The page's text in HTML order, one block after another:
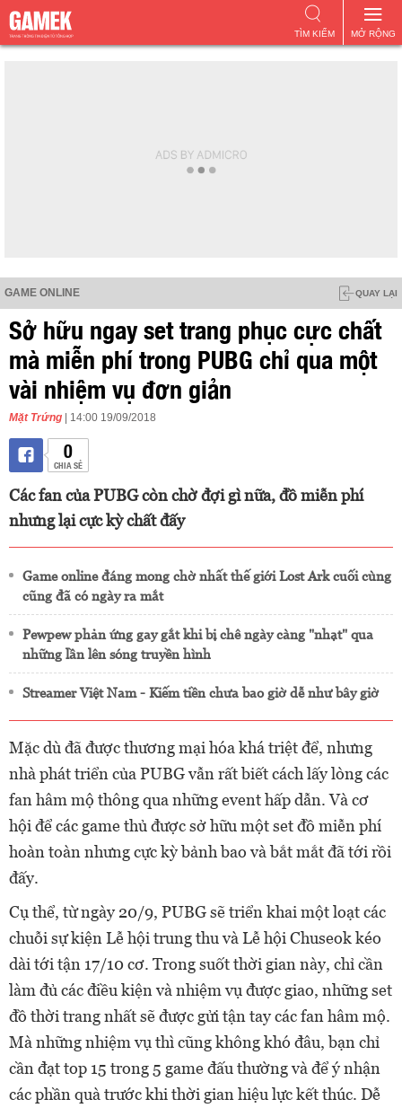
MỞ RỘNG
TÌM KIẾM
GAME ONLINE QUAY LẠI
Sở hữu ngay set trang phục cực chất
mà miễn phí trong PUBG chỉ qua một
vài nhiệm vụ đơn giản
Mặt Trứng | 14:00 19/09/2018
0
CHIA SẺ
Các fan của PUBG còn chờ đợi gì nữa, đồ miễn phí
nhưng lại cực kỳ chất đấy
Game online đáng mong chờ nhất thế giới Lost Ark cuối cùng
cũng đã có ngày ra mắt
Pewpew phản ứng gay gắt khi bị chê ngày càng "nhạt" qua
những lần lên sóng truyền hình
Streamer Việt Nam - Kiếm tiền chưa bao giờ dễ như bây giờ
Mặc dù đã được thương mại hóa khá triệt để, nhưng
nhà phát triển của PUBG vẫn rất biết cách lấy lòng các
fan hâm mộ thông qua những event hấp dẫn. Và cơ
hội để các game thủ được sở hữu một set đồ miễn phí
hoàn toàn nhưng cực kỳ bảnh bao và bắt mắt đã tới rồi
đấy.
Cụ thể, từ ngày 20/9, PUBG sẽ triển khai một loạt các
chuỗi sự kiện Lễ hội trung thu và Lễ hội Chuseok kéo
dài tới tận 17/10 cơ. Trong suốt thời gian này, chỉ cần
làm đủ các điều kiện và nhiệm vụ được giao, những set
đồ thời trang nhất sẽ được gửi tận tay các fan hâm mộ.
Mà những nhiệm vụ thì cũng không khó đâu, bạn chỉ
cần đạt top 15 trong 5 game đấu thường và để ý nhận
các phần quà trước khi thời gian hiệu lực kết thúc. Dễ